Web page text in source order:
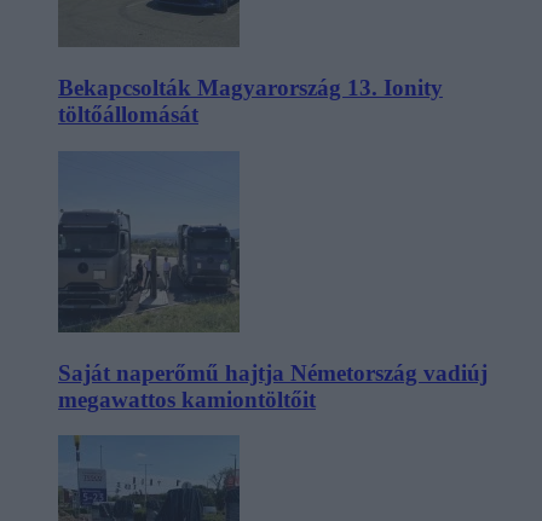
Bekapcsolták Magyarország 13. Ionity
töltőállomását
Saját naperőmű hajtja Németország vadiúj
megawattos kamiontöltőit